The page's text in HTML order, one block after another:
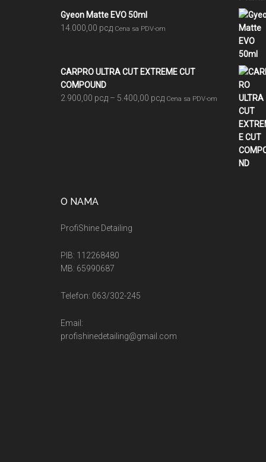
Gyeon Matte EVO 50ml
14.000,00 рсд Cena sa PDV-om
CARPRO ULTRA CUT EXTREME CUT
COMPOUND
2.900,00 рсд – 5.400,00 рсдRaspon
Cena sa PDV-om
O NAMA
ProfiShine Detailing
PIB: 112268480
MB: 65990687
Telefon: 063/302-245
Email:
profishinedetailing@gmail.com